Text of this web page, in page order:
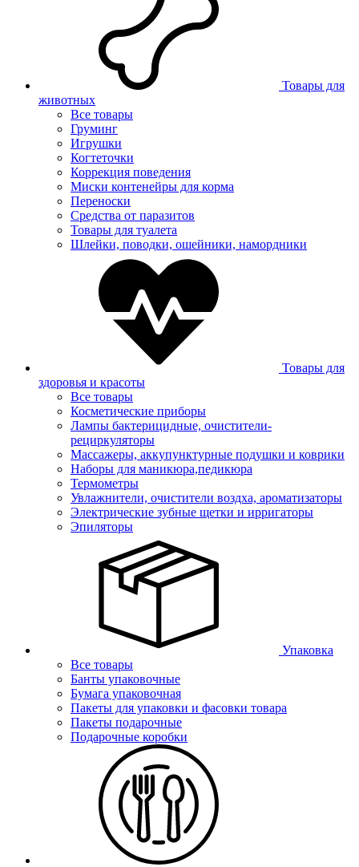
Товары для
животных
Все товары
Груминг
Игрушки
Когтеточки
Коррекция поведения
Миски контенейры для корма
Переноски
Средства от паразитов
Товары для туалета
Шлейки, поводки, ошейники, намордники
Товары для
здоровья и красоты
Все товары
Косметические приборы
Лампы бактерицидные, очистители-
рециркуляторы
Массажеры, аккупунктурные подушки и коврики
Наборы для маникюра,педикюра
Термометры
Увлажнители, очистители воздха, ароматизаторы
Электрические зубные щетки и ирригаторы
Эпиляторы
Упаковка
Все товары
Банты упаковочные
Бумага упаковочная
Пакеты для упаковки и фасовки товара
Пакеты подарочные
Подарочные коробки